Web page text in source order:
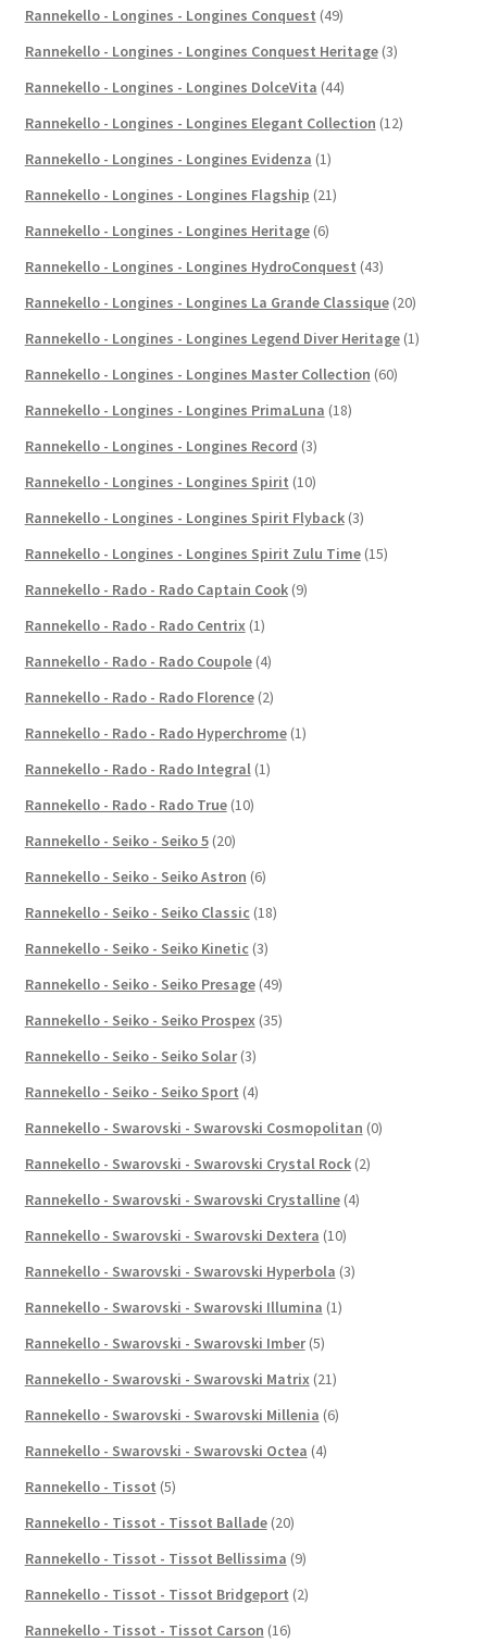
Rannekello - Longines - Longines Conquest (49)
Rannekello - Longines - Longines Conquest Heritage (3)
Rannekello - Longines - Longines DolceVita (44)
Rannekello - Longines - Longines Elegant Collection (12)
Rannekello - Longines - Longines Evidenza (1)
Rannekello - Longines - Longines Flagship (21)
Rannekello - Longines - Longines Heritage (6)
Rannekello - Longines - Longines HydroConquest (43)
Rannekello - Longines - Longines La Grande Classique (20)
Rannekello - Longines - Longines Legend Diver Heritage (1)
Rannekello - Longines - Longines Master Collection (60)
Rannekello - Longines - Longines PrimaLuna (18)
Rannekello - Longines - Longines Record (3)
Rannekello - Longines - Longines Spirit (10)
Rannekello - Longines - Longines Spirit Flyback (3)
Rannekello - Longines - Longines Spirit Zulu Time (15)
Rannekello - Rado - Rado Captain Cook (9)
Rannekello - Rado - Rado Centrix (1)
Rannekello - Rado - Rado Coupole (4)
Rannekello - Rado - Rado Florence (2)
Rannekello - Rado - Rado Hyperchrome (1)
Rannekello - Rado - Rado Integral (1)
Rannekello - Rado - Rado True (10)
Rannekello - Seiko - Seiko 5 (20)
Rannekello - Seiko - Seiko Astron (6)
Rannekello - Seiko - Seiko Classic (18)
Rannekello - Seiko - Seiko Kinetic (3)
Rannekello - Seiko - Seiko Presage (49)
Rannekello - Seiko - Seiko Prospex (35)
Rannekello - Seiko - Seiko Solar (3)
Rannekello - Seiko - Seiko Sport (4)
Rannekello - Swarovski - Swarovski Cosmopolitan (0)
Rannekello - Swarovski - Swarovski Crystal Rock (2)
Rannekello - Swarovski - Swarovski Crystalline (4)
Rannekello - Swarovski - Swarovski Dextera (10)
Rannekello - Swarovski - Swarovski Hyperbola (3)
Rannekello - Swarovski - Swarovski Illumina (1)
Rannekello - Swarovski - Swarovski Imber (5)
Rannekello - Swarovski - Swarovski Matrix (21)
Rannekello - Swarovski - Swarovski Millenia (6)
Rannekello - Swarovski - Swarovski Octea (4)
Rannekello - Tissot (5)
Rannekello - Tissot - Tissot Ballade (20)
Rannekello - Tissot - Tissot Bellissima (9)
Rannekello - Tissot - Tissot Bridgeport (2)
Rannekello - Tissot - Tissot Carson (16)